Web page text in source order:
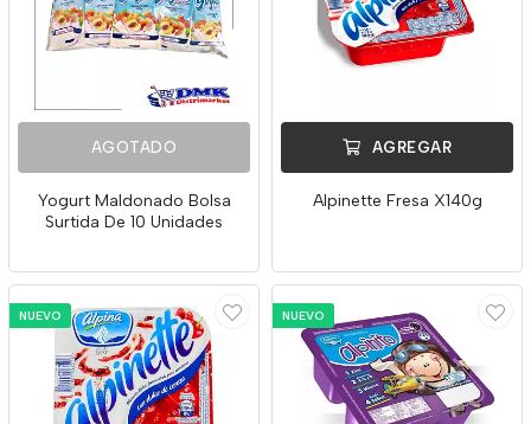
AGOTADO
Yogurt Maldonado Bolsa
Surtida De 10 Unidades
AGREGAR
Alpinette Fresa X140g
NUEVO NUEVO